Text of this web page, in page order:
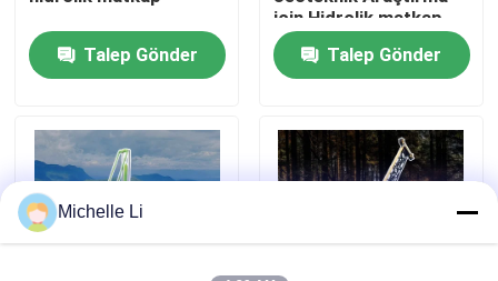
Teklif isteği
Jeofizik Arama Aleti
Jeofizik Direnç Ölçer
Talep Gönder
için Hidrolik matkap
Talep Gönder
Michelle Li